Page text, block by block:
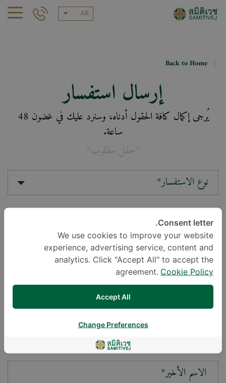
AR
Back to Home
إرسال استفسار
يُرجى إكمال كافة الحقول أدناه، وسنرد عليك في غضون 48
ساعة.
*حقل مطلوب*
نوع الاستفسار*
الموقع*
سؤالك*
الاسم الأخير*
Consent letter.
We use cookies to improve your website
experience, advertising service, content and
analytics. Click "Accept All" to accept the
agreement. Cookie Policy
Accept All
Change Preferences